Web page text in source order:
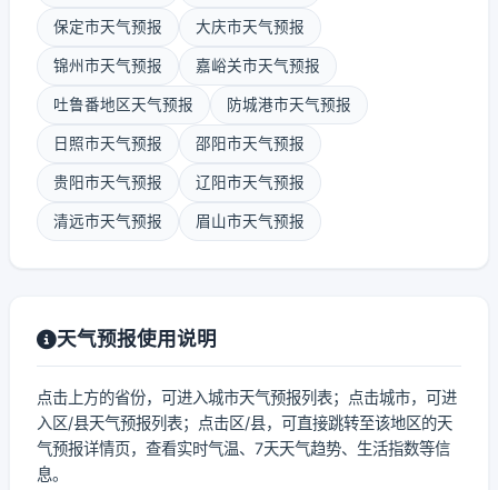
保定市天气预报 大庆市天气预报
锦州市天气预报 嘉峪关市天气预报
吐鲁番地区天气预报 防城港市天气预报
日照市天气预报 邵阳市天气预报
贵阳市天气预报 辽阳市天气预报
清远市天气预报 眉山市天气预报
天气预报使用说明
点击上方的省份，可进入城市天气预报列表；点击城市，可进
入区/县天气预报列表；点击区/县，可直接跳转至该地区的天
气预报详情页，查看实时气温、7天天气趋势、生活指数等信
息。